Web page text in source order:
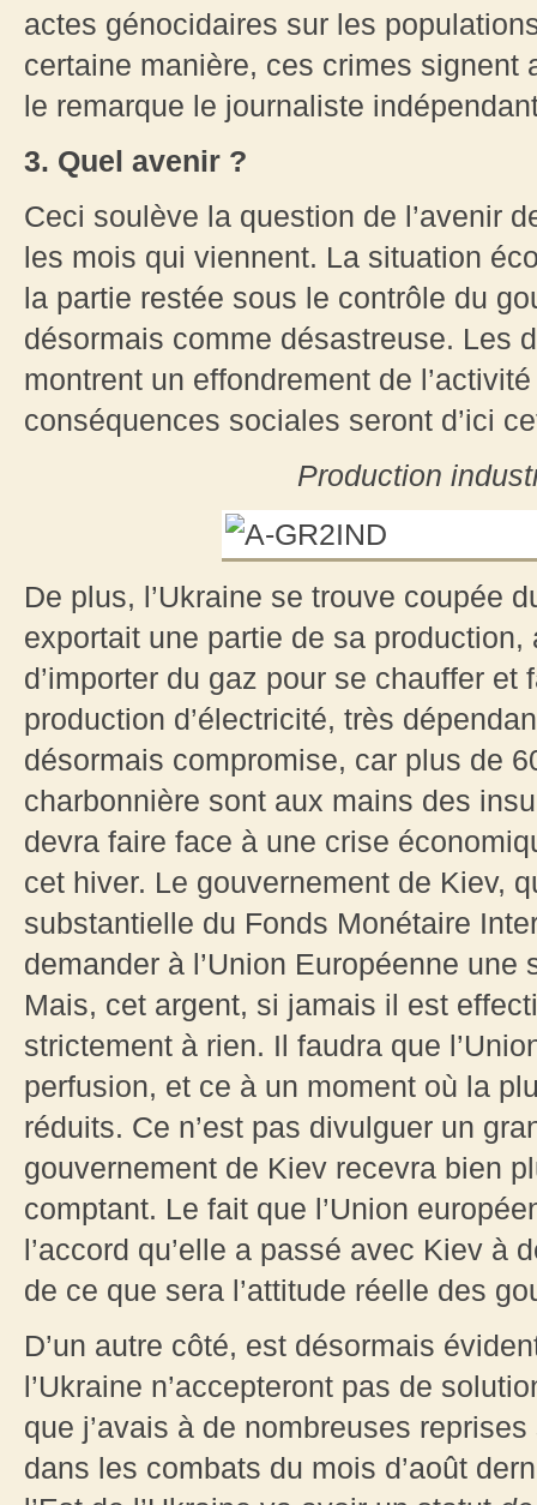
actes génocidaires sur les
certaine manière, ces crimes signent
le remarque le journaliste
3. Quel avenir ?
Ceci soulève la question de l’avenir
les mois qui viennent. La situation
la partie restée sous le contrôle du
désormais comme désastreuse. Les
montrent un effondrement de
conséquences sociales seront d’ici
Production
De plus, l’Ukraine se trouve coupée
exportait une partie de sa production,
d’importer du gaz pour se chauffer
production d’électricité, très
désormais compromise, car plus de
charbonnière sont aux mains des
devra faire face à une crise
cet hiver. Le gouvernement de Kiev,
substantielle du Fonds Monétaire
demander à l’Union Européenne
Mais, cet argent, si jamais il est
strictement à rien. Il faudra que
perfusion, et ce à un moment où la
réduits. Ce n’est pas divulguer un
gouvernement de Kiev recevra bien
comptant. Le fait que l’Union
l’accord qu’elle a passé avec Kiev à
de ce que sera l’attitude réelle des
D’un autre côté, est désormais
l’Ukraine n’accepteront pas de
que j’avais à de nombreuses
dans les combats du mois d’août